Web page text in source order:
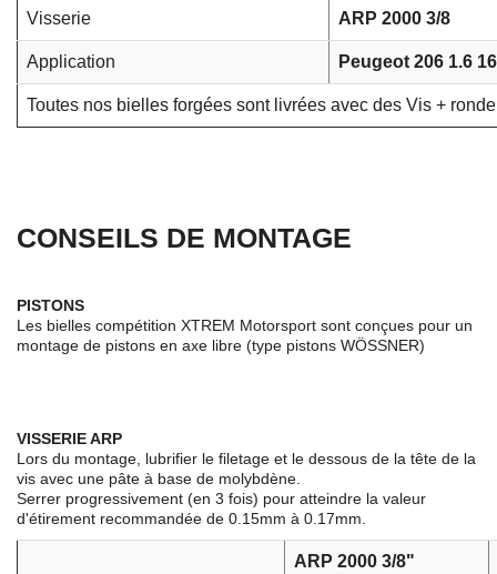
Visserie ARP 2000 3/8
Application Peugeot 206 1.6
Toutes nos bielles forgées sont livrées avec des Vis +
CONSEILS DE MONTAGE
PISTONS
Les bielles compétition XTREM Motorsport sont conçues pour un
montage de pistons en axe libre (type pistons WÖSSNER)
VISSERIE ARP
Lors du montage, lubrifier le filetage et le dessous de la tête de la
vis avec une pâte à base de molybdène.
Serrer progressivement (en 3 fois) pour atteindre la valeur
d'étirement recommandée de 0.15mm à 0.17mm.
ARP 2000 3/8"